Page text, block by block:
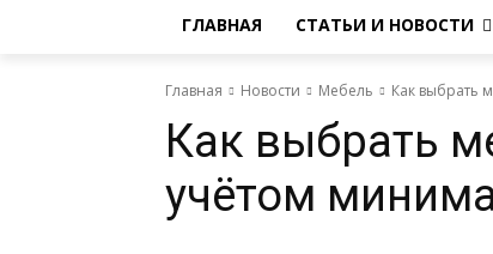
ГЛАВНАЯ СТАТЬИ И НОВОСТИ
Главная Новости Мебель Как выбрать
Как выбрать
учётом